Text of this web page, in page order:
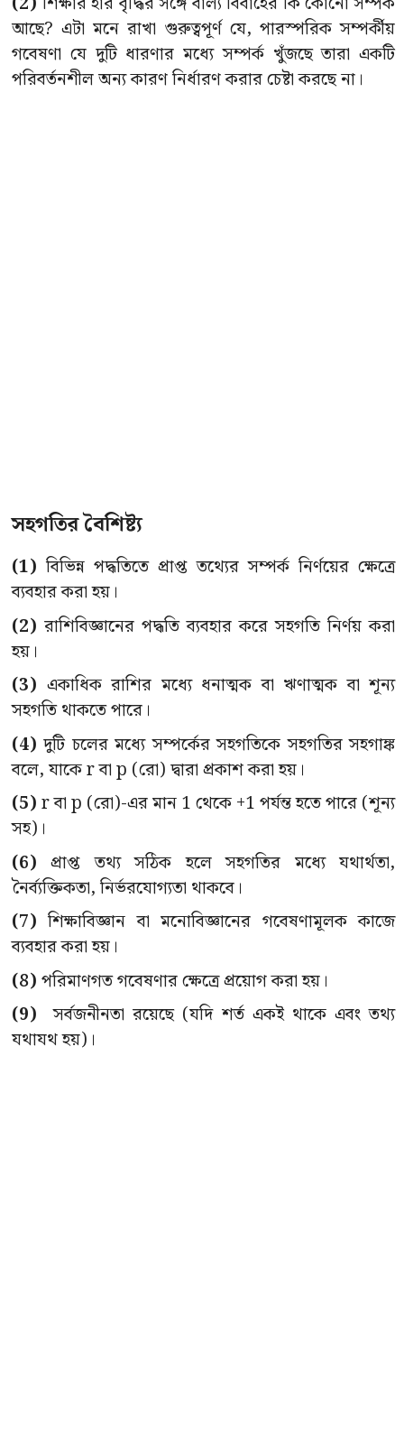
আছে? এটা মনে রাখা গুরুত্বপূর্ণ যে, পারস্পরিক সম্পর্কীয়
গবেষণা যে দুটি ধারণার মধ্যে সম্পর্ক খুঁজছে তারা একটি
পরিবর্তনশীল অন্য কারণ নির্ধারণ করার চেষ্টা করছে না।
সহগতির বৈশিষ্ট্য
(1) বিভিন্ন পদ্ধতিতে প্রাপ্ত তথ্যের সম্পর্ক নির্ণয়ের ক্ষেত্রে
ব্যবহার করা হয়।
(2) রাশিবিজ্ঞানের পদ্ধতি ব্যবহার করে সহগতি নির্ণয় করা
হয়।
(3) একাধিক রাশির মধ্যে ধনাত্মক বা ঋণাত্মক বা শূন্য
সহগতি থাকতে পারে।
(4)দুটি চলের মধ্যে সম্পর্কের সহগতিকে সহগতির সহগাঙ্ক
বলে, যাকে r বা p (রো) দ্বারা প্রকাশ করা হয়।
(5)r বা p (রো)-এর মান 1 থেকে +1 পর্যন্ত হতে পারে (শূন্য
সহ)।
(6)প্রাপ্ত তথ্য সঠিক হলে সহগতির মধ্যে যথার্থতা,
নৈর্ব্যক্তিকতা, নির্ভরযোগ্যতা থাকবে।
(7)শিক্ষাবিজ্ঞান বা মনোবিজ্ঞানের গবেষণামূলক কাজে
ব্যবহার করা হয়।
(8)পরিমাণগত গবেষণার ক্ষেত্রে প্রয়োগ করা হয়।
(9) সর্বজনীনতা রয়েছে (যদি শর্ত একই থাকে এবং তথ্য
যথাযথ হয়)।